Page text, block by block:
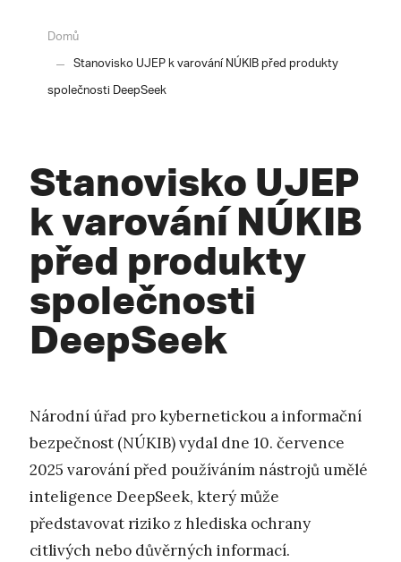
Domů
Stanovisko UJEP k varování NÚKIB před produkty
společnosti DeepSeek
Stanovisko UJEP
k varování NÚKIB
před produkty
společnosti
DeepSeek
Národní úřad pro kybernetickou a informační
bezpečnost (NÚKIB) vydal dne 10. července
2025 varování před používáním nástrojů umělé
inteligence DeepSeek, který může
představovat riziko z hlediska ochrany
citlivých nebo důvěrných informací.